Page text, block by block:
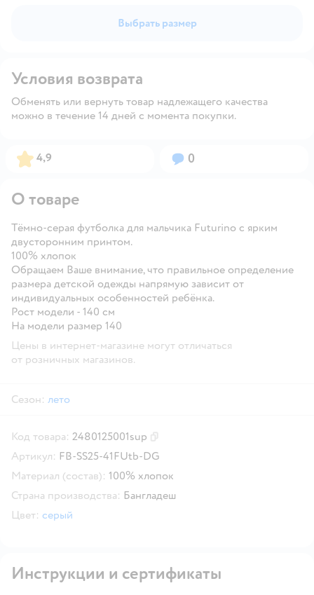
Выбрать размер
Условия возврата
Обменять или вернуть товар надлежащего качества
можно в течение 14 дней с момента покупки.
Рейтинг:
4,9 Вопросов:
0
О товаре
Тёмно-серая футболка для мальчика Futurino с ярким
двусторонним принтом.
100% хлопок
Обращаем Ваше внимание, что правильное определение
размера детской одежды напрямую зависит от
индивидуальных особенностей ребёнка.
Рост модели - 140 см
На модели размер 140
Цены в интернет-магазине могут отличаться
от розничных магазинов.
Сезон: лето
Код товара: 2480125001sup
Артикул: FB-SS25-41FUtb-DG
Материал (состав): 100% хлопок
Страна производства: Бангладеш
Цвет: серый
Инструкции и сертификаты